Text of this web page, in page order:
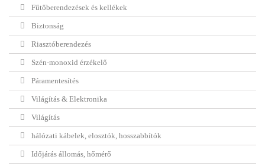
Fűtőberendezések és kellékek
Biztonság
Riasztóberendezés
Szén-monoxid érzékelő
Páramentesítés
Világítás & Elektronika
Világítás
hálózati kábelek, elosztók, hosszabbítók
Időjárás állomás, hőmérő